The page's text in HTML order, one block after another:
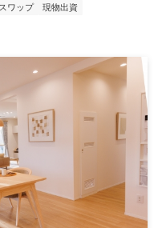
ワップ 現物出資